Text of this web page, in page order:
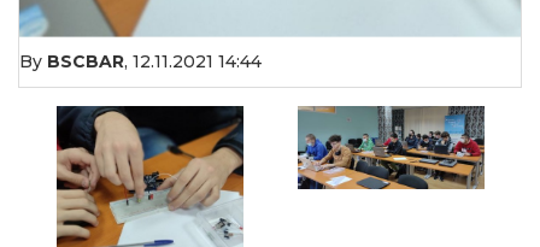
By BSCBAR, 12.11.2021 14:44